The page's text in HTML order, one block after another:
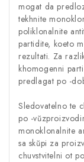
mogat da
tekhnite
poliklonalnite
partidite, koeto
rezultati. Za
khomogenni
predlagat po -
Sledovatelno te
po -
monoklonalnite
sa skŭpi za
chuvstvitelni ot